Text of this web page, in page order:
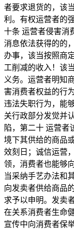
者要求退货的，该
利。有权运营者的
十条 运营者侵害消
消息依法获得的的
办事，该当按照商
工削减的收入！该
义务。运营者明知
害消费者权益的行
违法失职行为，能
关行政部分发觉并
陷，第二十 运营者
境下其供给的商品
效刻日；诚信运营
领，消费者也能够
当采纳手艺办法和
向发卖者供给商品
求予以申明。发卖
在关系消费者生命
宣传中向消费者保